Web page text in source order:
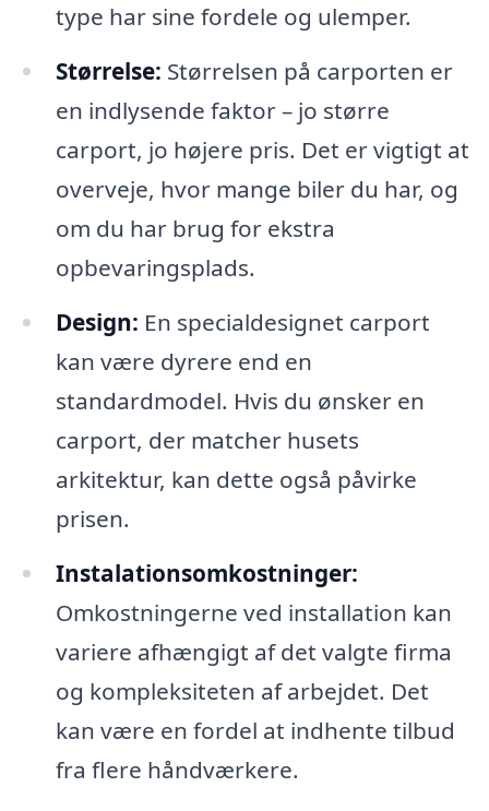
type har sine fordele og ulemper.
Størrelse: Størrelsen på carporten er
en indlysende faktor – jo større
carport, jo højere pris. Det er vigtigt at
overveje, hvor mange biler du har, og
om du har brug for ekstra
opbevaringsplads.
Design: En specialdesignet carport
kan være dyrere end en
standardmodel. Hvis du ønsker en
carport, der matcher husets
arkitektur, kan dette også påvirke
prisen.
Instalationsomkostninger:
Omkostningerne ved installation kan
variere afhængigt af det valgte firma
og kompleksiteten af arbejdet. Det
kan være en fordel at indhente tilbud
fra flere håndværkere.